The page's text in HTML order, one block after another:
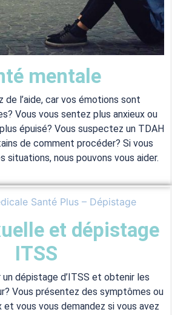
mentale​
de l’aide, car vos émotions sont
Vous vous sentez plus anxieux ou
épuisé? Vous suspectez un TDAH
de comment procéder? Si vous
situations, nous pouvons vous aider.
et dépistage
ITSS
un dépistage d’ITSS et obtenir les
Vous présentez des symptômes ou
et vous vous demandez si vous avez